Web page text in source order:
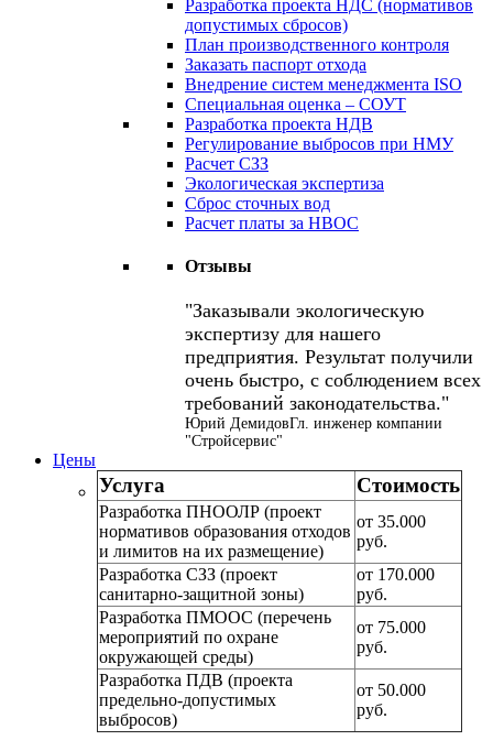
Разработка проекта НДС (нормативов
допустимых сбросов)
План производственного контроля
Заказать паспорт отхода
Внедрение систем менеджмента ISO
Специальная оценка – СОУТ
Разработка проекта НДВ
Регулирование выбросов при НМУ
Расчет СЗЗ
Экологическая экспертиза
Сброс сточных вод
Расчет платы за НВОС
Отзывы
Заказывали экологическую
экспертизу для нашего
предприятия. Результат получили
очень быстро, с соблюдением всех
требований законодательства.
Юрий ДемидовГл. инженер компании
"Стройсервис"
Цены
Услуга Стоимость
Разработка ПНООЛР (проект
нормативов образования отходов
и лимитов на их размещение)
от 35.000
руб.
Разработка СЗЗ (проект
санитарно-защитной зоны)
от 170.000
руб.
Разработка ПМООС (перечень
мероприятий по охране
окружающей среды)
от 75.000
руб.
Разработка ПДВ (проекта
предельно-допустимых
выбросов)
от 50.000
руб.